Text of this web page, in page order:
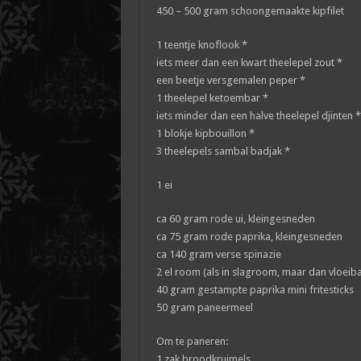
450 – 500 gram schoongemaakte kipfilet
1 teentje knoflook *
iets meer dan een kwart theelepel zout *
een beetje versgemalen peper *
1 theelepel ketoembar *
iets minder dan een halve theelepel djinten *
1 blokje kipbouillon *
3 theelepels sambal badjak *
1 ei
ca 60 gram rode ui, kleingesneden
ca 75 gram rode paprika, kleingesneden
ca 140 gram verse spinazie
2 el room (als in slagroom, maar dan
40 gram gestampte paprika mini fritesticks
50 gram paneermeel
Om te paneren: